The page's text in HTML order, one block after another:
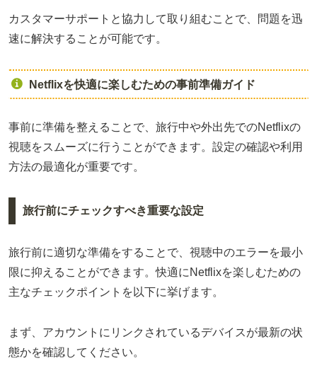
カスタマーサポートと協力して取り組むことで、問題を迅
速に解決することが可能です。
Netflixを快適に楽しむための事前準備ガイド
事前に準備を整えることで、旅行中や外出先でのNetflixの
視聴をスムーズに行うことができます。設定の確認や利用
方法の最適化が重要です。
旅行前にチェックすべき重要な設定
旅行前に適切な準備をすることで、視聴中のエラーを最小
限に抑えることができます。快適にNetflixを楽しむための
主なチェックポイントを以下に挙げます。
まず、アカウントにリンクされているデバイスが最新の状
態かを確認してください。